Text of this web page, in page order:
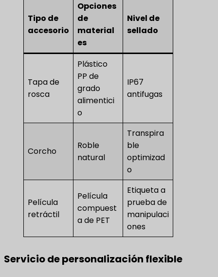
Tipo de
accesorio
Opciones
de
material
es
Nivel de
sellado
Tapa de
rosca
Plástico
PP de
grado
alimentici
o
IP67
antifugas
Corcho
Roble
natural
Transpira
ble
optimizad
o
Película
retráctil
Película
compuest
a de PET
Etiqueta a
prueba de
manipulaci
ones
Servicio de personalización flexible